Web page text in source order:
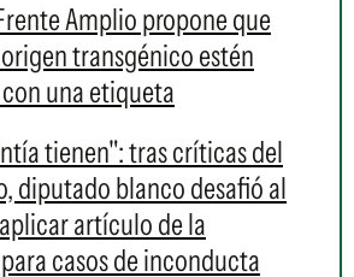
Amplio propone que
transgénico estén
una etiqueta
tienen": tras críticas del
diputado blanco desafió al
artículo de la
casos de inconducta